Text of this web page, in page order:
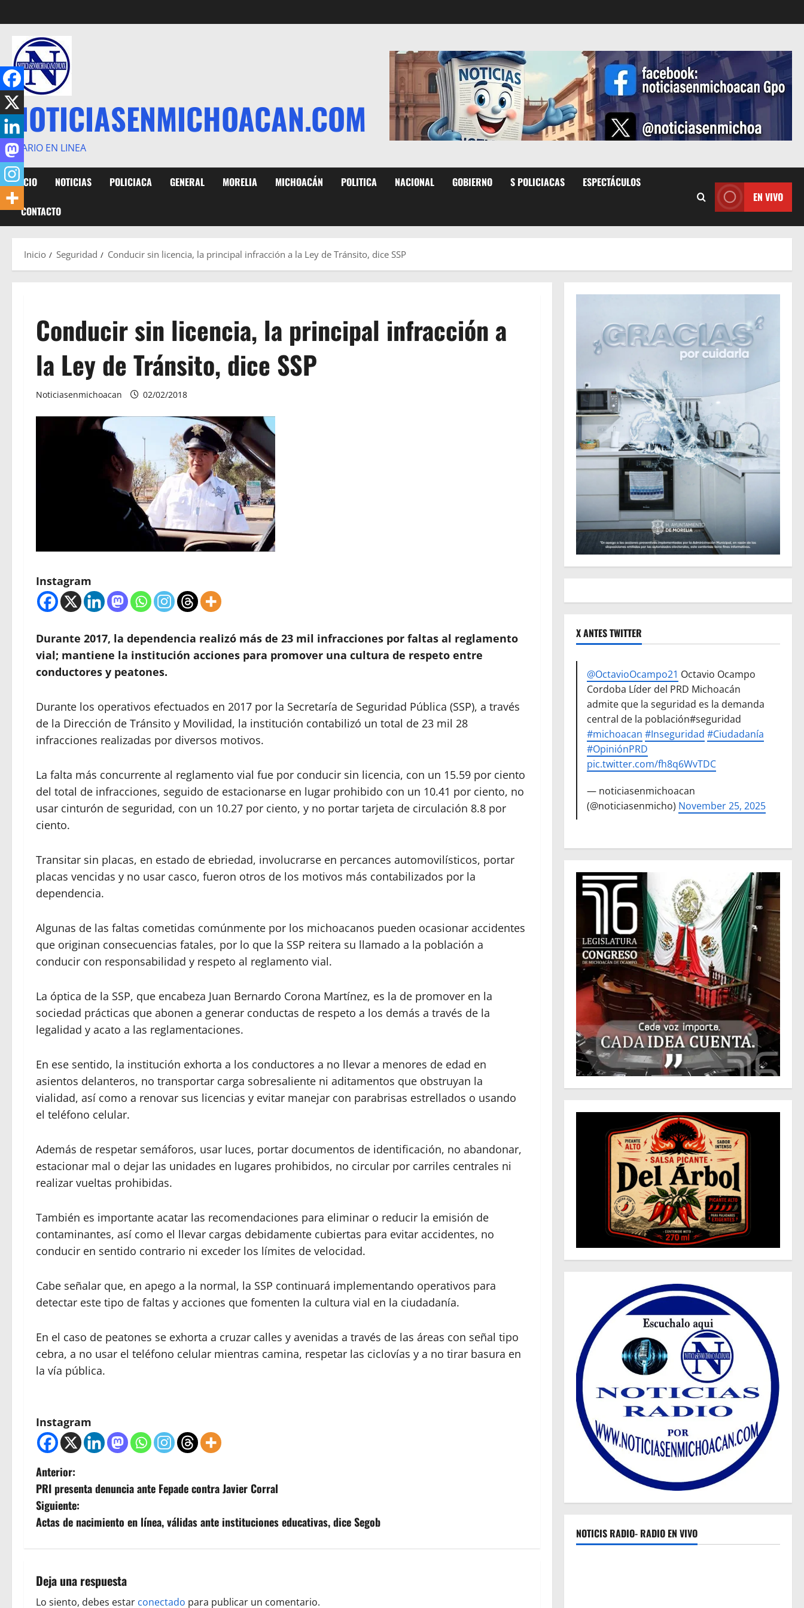
al
contenido
NOTICIASENMICHOACAN.COM
DIARIO EN LINEA
INICIO NOTICIAS POLICIACA GENERAL MORELIA MICHOACÁN POLITICA NACIONAL GOBIERNO S POLICIACAS ESPECTÁCULOS
CONTACTO
EN VIVO
Inicio Seguridad Conducir sin licencia, la principal infracción a la Ley de Tránsito, dice SSP
Conducir sin licencia, la principal infracción a
la Ley de Tránsito, dice SSP
Noticiasenmichoacan 02/02/2018
Instagram
Durante 2017, la dependencia realizó más de 23 mil infracciones por faltas al reglamento
vial; mantiene la institución acciones para promover una cultura de respeto entre
conductores y peatones.
Durante los operativos efectuados en 2017 por la Secretaría de Seguridad Pública (SSP), a través
de la Dirección de Tránsito y Movilidad, la institución contabilizó un total de 23 mil 28
infracciones realizadas por diversos motivos.
La falta más concurrente al reglamento vial fue por conducir sin licencia, con un 15.59 por ciento
del total de infracciones, seguido de estacionarse en lugar prohibido con un 10.41 por ciento, no
usar cinturón de seguridad, con un 10.27 por ciento, y no portar tarjeta de circulación 8.8 por
ciento.
Transitar sin placas, en estado de ebriedad, involucrarse en percances automovilísticos, portar
placas vencidas y no usar casco, fueron otros de los motivos más contabilizados por la
dependencia.
Algunas de las faltas cometidas comúnmente por los michoacanos pueden ocasionar accidentes
que originan consecuencias fatales, por lo que la SSP reitera su llamado a la población a
conducir con responsabilidad y respeto al reglamento vial.
La óptica de la SSP, que encabeza Juan Bernardo Corona Martínez, es la de promover en la
sociedad prácticas que abonen a generar conductas de respeto a los demás a través de la
legalidad y acato a las reglamentaciones.
En ese sentido, la institución exhorta a los conductores a no llevar a menores de edad en
asientos delanteros, no transportar carga sobresaliente ni aditamentos que obstruyan la
vialidad, así como a renovar sus licencias y evitar manejar con parabrisas estrellados o usando
el teléfono celular.
Además de respetar semáforos, usar luces, portar documentos de identificación, no abandonar,
estacionar mal o dejar las unidades en lugares prohibidos, no circular por carriles centrales ni
realizar vueltas prohibidas.
También es importante acatar las recomendaciones para eliminar o reducir la emisión de
contaminantes, así como el llevar cargas debidamente cubiertas para evitar accidentes, no
conducir en sentido contrario ni exceder los límites de velocidad.
Cabe señalar que, en apego a la normal, la SSP continuará implementando operativos para
detectar este tipo de faltas y acciones que fomenten la cultura vial en la ciudadanía.
En el caso de peatones se exhorta a cruzar calles y avenidas a través de las áreas con señal tipo
cebra, a no usar el teléfono celular mientras camina, respetar las ciclovías y a no tirar basura en
la vía pública.
Instagram
N
a
v
g
a
Anterior:
PRI presenta denuncia ante Fepade contra Javier Corral
Siguiente:
Actas de nacimiento en línea, válidas ante instituciones educativas, dice Segob
Deja una respuesta
Lo siento, debes estar conectado para publicar un comentario.
X ANTES TWITTER
@OctavioOcampo21 Octavio Ocampo
Cordoba Líder del PRD Michoacán
admite que la seguridad es la demanda
central de la población#seguridad
#michoacan #Inseguridad #Ciudadanía
#OpiniónPRD
pic.twitter.com/fh8q6WvTDC
— noticiasenmichoacan
(@noticiasenmicho) November 25, 2025
NOTICIS RADIO- RADIO EN VIVO